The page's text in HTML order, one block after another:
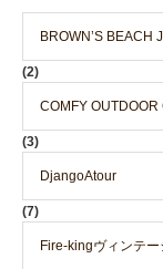
BROWN’S BEACH
(2)
COMFY OUTDOOR
(3)
DjangoAtour
(7)
Fire-kingヴィンテー